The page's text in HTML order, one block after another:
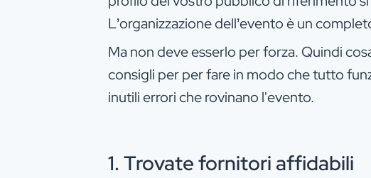
L’organizzazione dell’evento è un
Ma non deve esserlo per forza. Quindi
consigli per per fare in modo che tutto
inutili errori che rovinano l'evento.
1. Trovate fornitori affidabili